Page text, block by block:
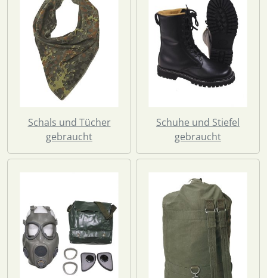
Schals und Tücher
gebraucht
Schuhe und Stiefel
gebraucht